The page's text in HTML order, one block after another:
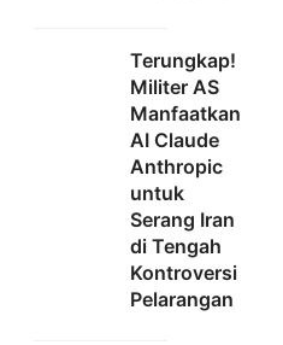
Terungkap!
Militer AS
Manfaatkan
AI Claude
Anthropic
untuk
Serang Iran
di Tengah
Kontroversi
Pelarangan